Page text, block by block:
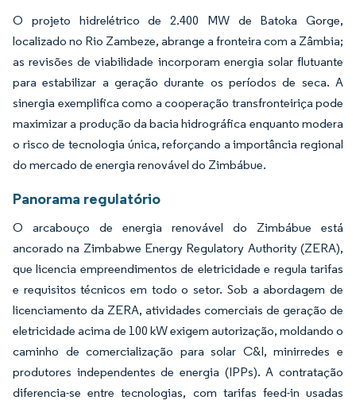
O projeto hidrelétrico de 2.400 MW de Batoka Gorge,
localizado no Rio Zambeze, abrange a fronteira com a Zâmbia;
as revisões de viabilidade incorporam energia solar flutuante
para estabilizar a geração durante os períodos de seca. A
sinergia exemplifica como a cooperação transfronteiriça pode
maximizar a produção da bacia hidrográfica enquanto modera
o risco de tecnologia única, reforçando a importância regional
do mercado de energia renovável do Zimbábue.
Panorama regulatório
O arcabouço de energia renovável do Zimbábue está
ancorado na Zimbabwe Energy Regulatory Authority (ZERA),
que licencia empreendimentos de eletricidade e regula tarifas
e requisitos técnicos em todo o setor. Sob a abordagem de
licenciamento da ZERA, atividades comerciais de geração de
eletricidade acima de 100 kW exigem autorização, moldando o
caminho de comercialização para solar C&I, minirredes e
produtores independentes de energia (IPPs). A contratação
diferencia-se entre tecnologias, com tarifas feed-in usadas